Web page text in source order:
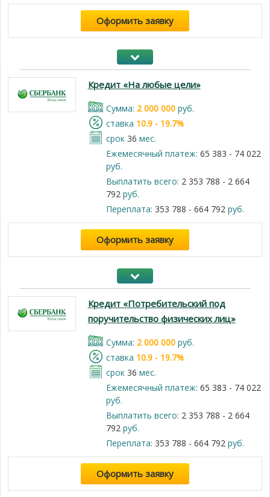
Оформить заявку
Кредит «На любые цели»
Cумма: 2 000 000руб.
cтавка 10.9 - 19.7%
срок 36 мес.
Ежемесячный платеж: 65 383 - 74 022
руб.
Выплатить всего: 2 353 788 - 2 664
792руб.
Переплата: 353 788 - 664 792руб.
Оформить заявку
Кредит «Потребительский под
поручительство физических лиц»
Cумма: 2 000 000руб.
cтавка 10.9 - 19.7%
срок 36 мес.
Ежемесячный платеж: 65 383 - 74 022
руб.
Выплатить всего: 2 353 788 - 2 664
792руб.
Переплата: 353 788 - 664 792руб.
Оформить заявку